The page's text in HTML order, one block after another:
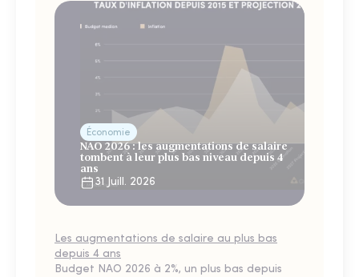
Économie
NAO 2026 : les augmentations de salaire
tombent à leur plus bas niveau depuis 4
ans
31 Juill. 2026
Les augmentations de salaire au plus bas
depuis 4 ans
Budget NAO 2026 à 2%, un plus bas depuis